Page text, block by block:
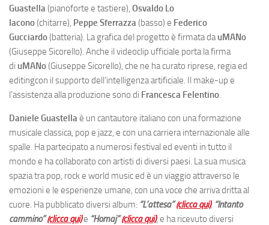
Guastella(pianoforte e tastiere), Osvaldo Lo
Iacono(chitarre), Peppe Sferrazza(basso) e Federico
Gucciardo(batteria). La grafica del progetto è firmata dauMANo
(Giuseppe Sicorello). Anche il videoclip ufficiale porta la firma
di uMANo(Giuseppe Sicorello), che ne ha curato riprese, regia ed
editingcon il supporto dell’intelligenza artificiale. Il make-up e
l’assistenza alla produzione sono di Francesca Felentino.
Daniele Guastellaè un cantautore italiano con una formazione
musicale classica, pop e jazz, e con una carriera internazionale alle
spalle. Ha partecipato a numerosi festival ed eventi in tutto il
mondo e ha collaborato con artisti di diversi paesi. La sua musica
spazia tra pop, rock e world music ed è un viaggio attraverso le
emozioni e le esperienze umane, con una voce che arriva dritta al
cuore. Ha pubblicato diversi album: “L’attesa”(clicca qui), “Intanto
cammino”(clicca qui)e “Homaj”(clicca qui), e ha ricevuto diversi